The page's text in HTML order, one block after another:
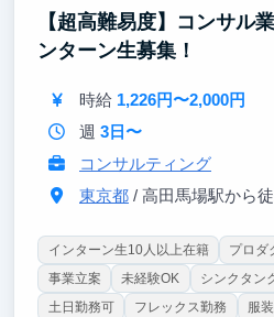
【ポイント③｜新規事業の最
クライアント企業の既存サー
く、新規事業の受容性検証に
学ぶことができます。
【超高難易度】コンサル
ンターン生募集！
時給 1,226円〜2,000円
週 3日〜
コンサルティング
東京都/ 高田馬場駅から
インターン生10人以上在籍
プロダ
事業立案
未経験OK シンクタン
土日勤務可
フレックス勤務 服